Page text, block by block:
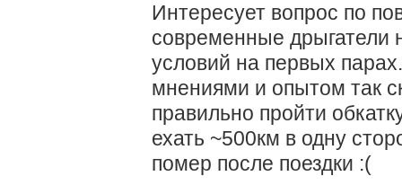
Интересует вопрос по
современные дрыгатели
условий на первых
мнениями и опытом так
правильно пройти
ехать ~500км в одну
помер после поездки :(